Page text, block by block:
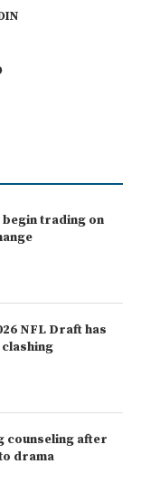
trading on
NFL Draft has
counseling after
drama